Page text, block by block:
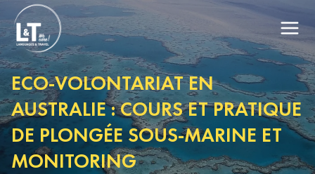
ECO-VOLONTARIAT EN
AUSTRALIE : COURS ET PRATIQUE
DE PLONGÉE SOUS-MARINE ET
MONITORING